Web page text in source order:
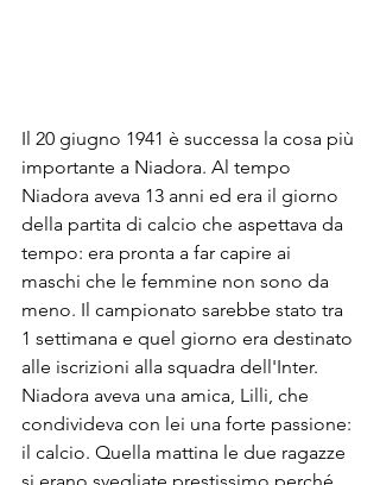
Il 20 giugno 1941 è successa la cosa più
importante a Niadora. Al tempo
Niadora aveva 13 anni ed era il giorno
della partita di calcio che aspettava da
tempo: era pronta a far capire ai
maschi che le femmine non sono da
meno. Il campionato sarebbe stato tra
1 settimana e quel giorno era destinato
alle iscrizioni alla squadra dell'Inter.
Niadora aveva una amica, Lilli, che
condivideva con lei una forte passione:
il calcio. Quella mattina le due ragazze